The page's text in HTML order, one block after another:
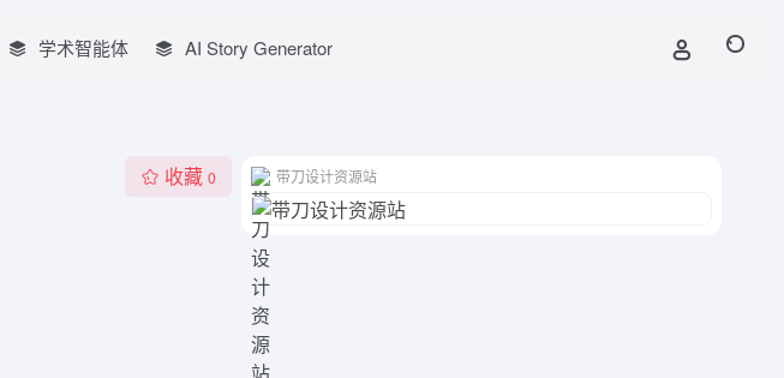
学术智能体 AI Story Generator
收藏 0 带刀设计资源站